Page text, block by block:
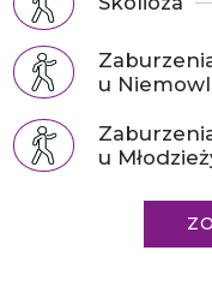
u
u